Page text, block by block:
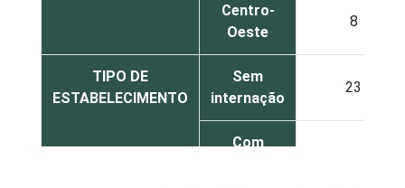
Centro-
Oeste
8
TIPO DE
ESTABELECIMENTO
Sem
internação
23
Com